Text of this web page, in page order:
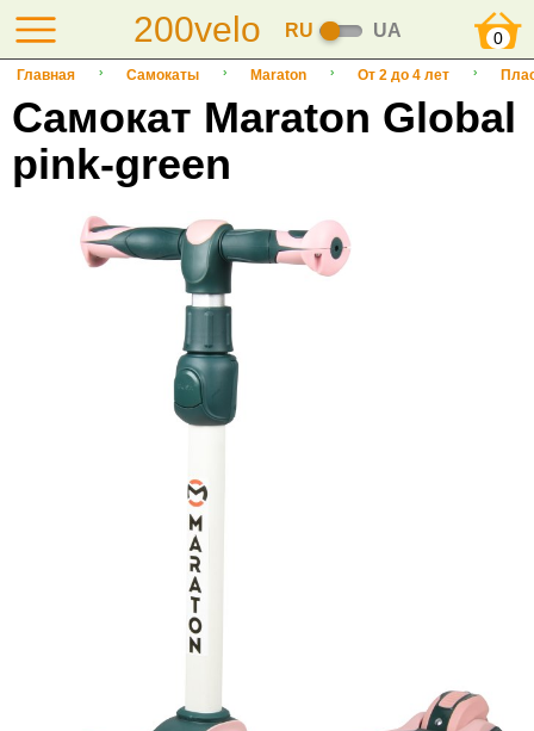
200velo RU UA 0
Главная Самокаты Maraton От 2 до 4 лет
Cамокат Maraton Global
pink-green